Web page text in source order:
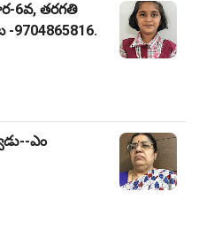
6వ, తరగతి
9704865816.
ఎం